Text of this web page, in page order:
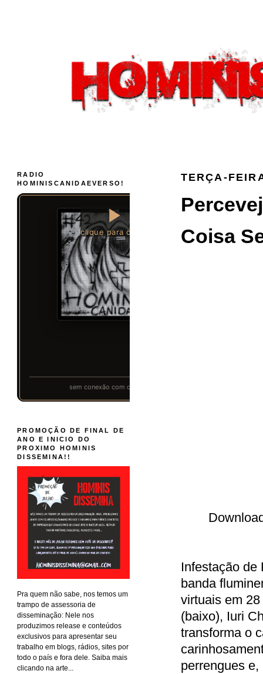
TERÇA-
Coisa
Infestação de
banda
virtuais em
(baixo), Iuri
transforma o
perrengues
RADIO
HOMINISCANIDAEVERSO!
PROMOÇÃO DE FINAL DE
ANO E INICIO DO
PROXIMO HOMINIS
DISSEMINA!!
Pra quem não sabe, nos temos um
trampo de assessoria de
disseminação: Nele nos
produzimos release e conteúdos
exclusivos para apresentar seu
trabalho em blogs, rádios, sites por
todo o país e fora dele. Saiba mais
clicando na arte...